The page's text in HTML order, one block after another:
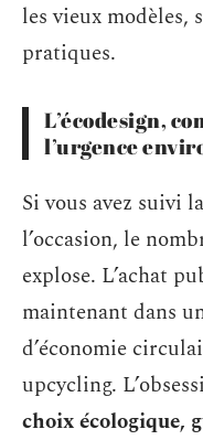
les vieux modèles,
pratiques.
L’écodesign,
l’urgence
Si vous avez suivi
l’occasion, le
explose. L’achat
maintenant dans
d’économie
upcycling.
choix écologique,